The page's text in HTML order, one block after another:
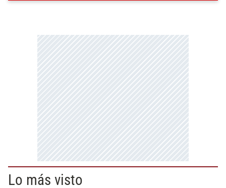
Lo más visto